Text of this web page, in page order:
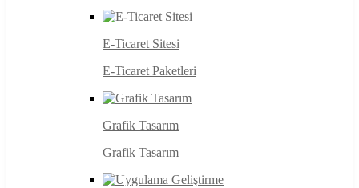
E-Ticaret Sitesi
E-Ticaret Paketleri
Grafik Tasarım
Grafik Tasarım